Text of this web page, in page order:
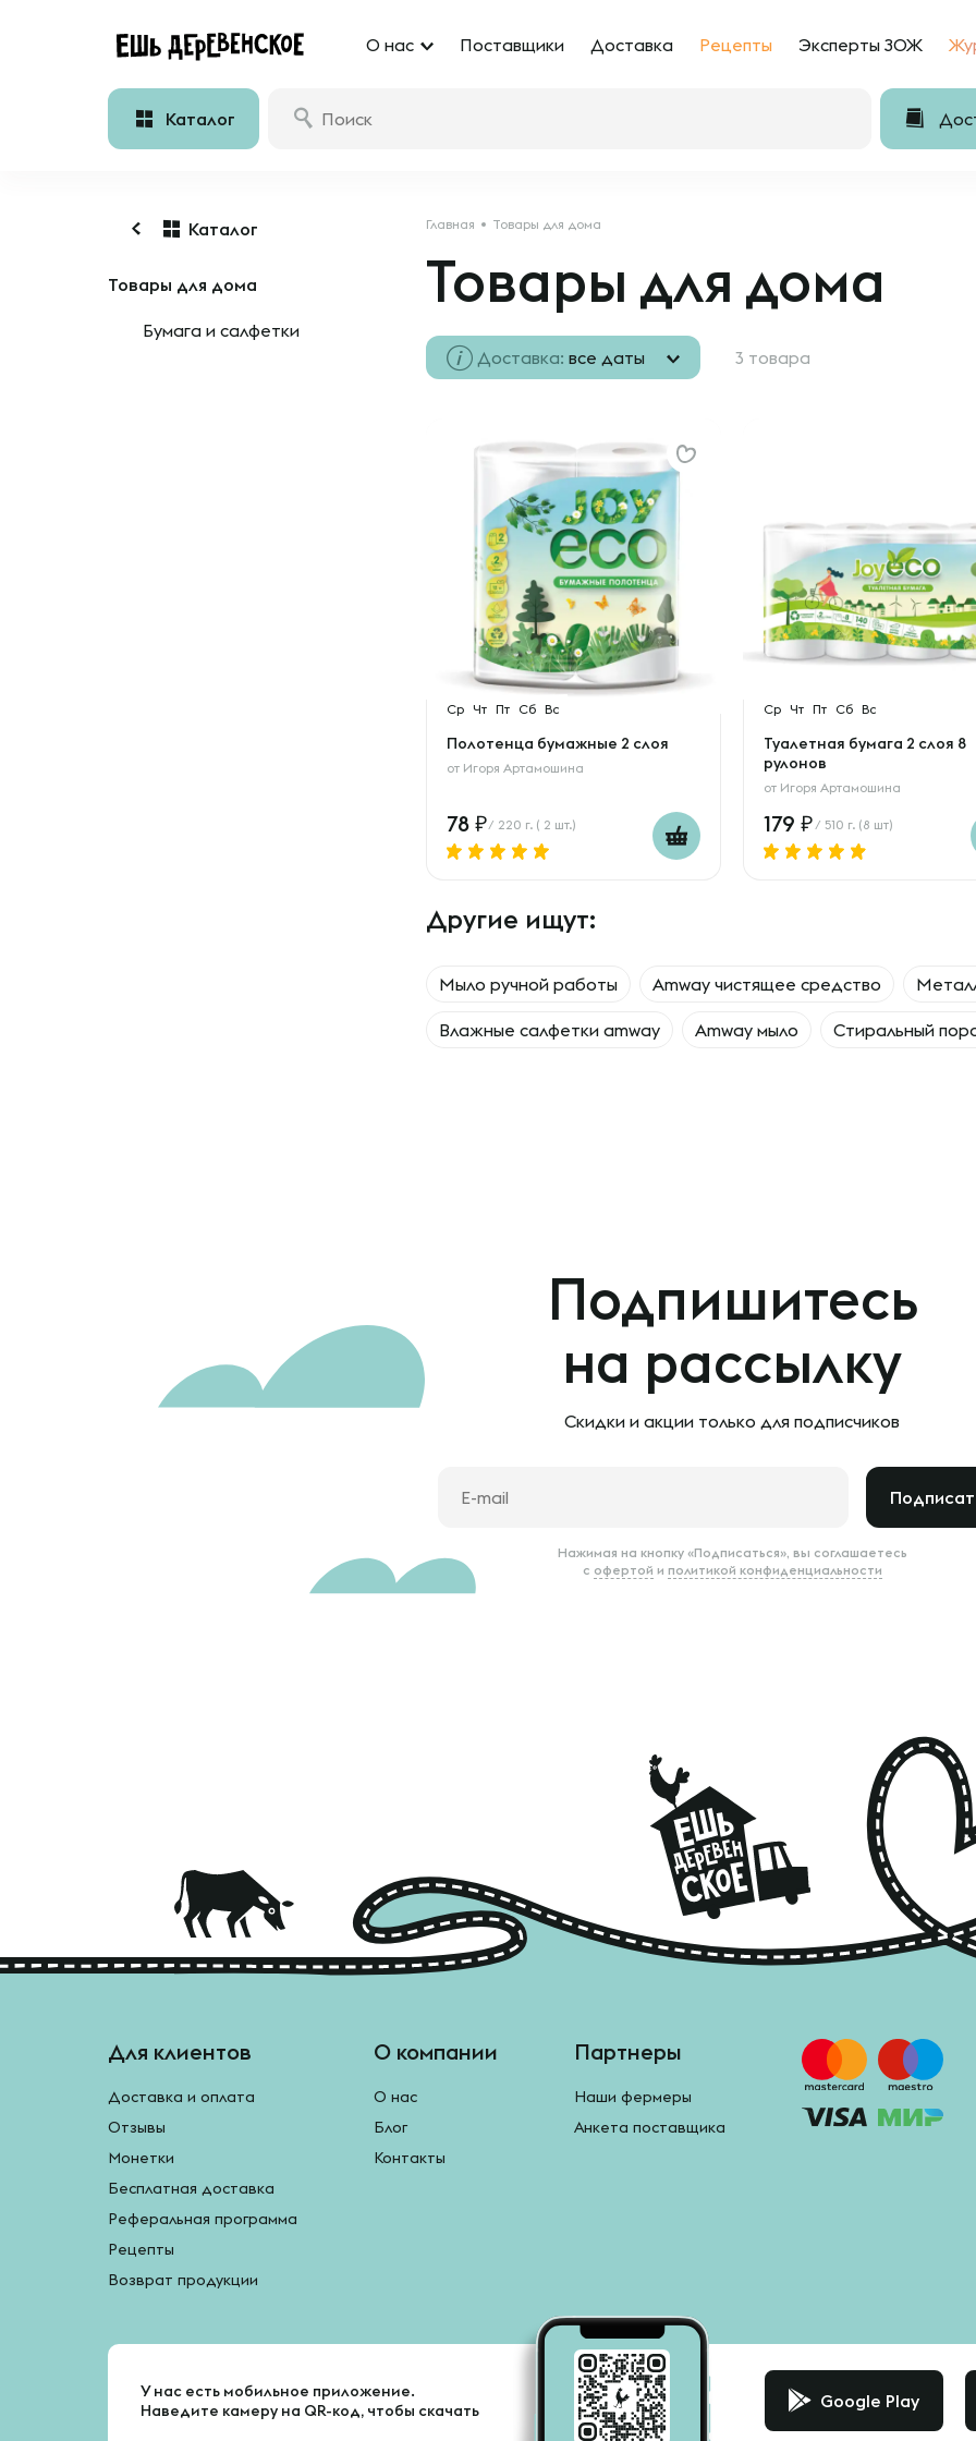
О нас Поставщики Доставка Рецепты Эксперты ЗОЖ
Каталог
Каталог
Товары для дома
Бумага и салфетки
Главная Товары для дома
Товары для дома
Доставка: все даты 3 товара
Ср Чт Пт Сб Вс
Полотенца бумажные 2 слоя
от Игоря Артамошина
78 / 220 г. ( 2 шт.)
Ср Чт Пт Сб Вс
Туалетная бумага 2 слоя 8
рулонов
от Игоря Артамошина
179 / 510 г. (8 шт)
Другие ищут:
Мыло ручной работы Amway чистящее средство
Влажные салфетки amway Amway мыло Стиральный
Подпишитесь
на рассылку
Скидки и акции только для подписчиков
Нажимая на кнопку «Подписаться», вы соглашаетесь
с офертой и политикой конфиденциальности
Для клиентов
Доставка и оплата
Отзывы
Монетки
Бесплатная доставка
Реферальная программа
Рецепты
Возврат продукции
О компании
О нас
Блог
Контакты
Партнеры
Наши фермеры
Анкета поставщика
У нас есть мобильное приложение.
Наведите камеру на QR-код, чтобы скачать
Google Play